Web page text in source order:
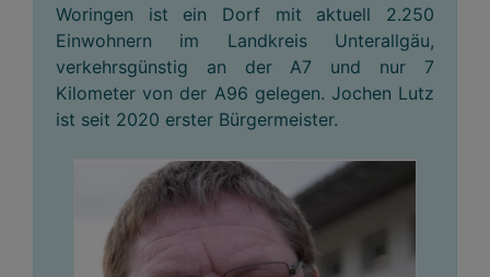
Woringen ist ein Dorf mit aktuell 2.250
Einwohnern im Landkreis Unterallgäu,
verkehrsgünstig an der A7 und nur 7
Kilometer von der A96 gelegen. Jochen Lutz
ist seit 2020 erster Bürgermeister.